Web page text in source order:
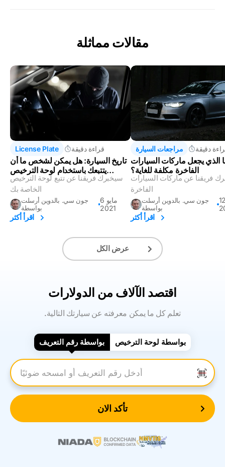
مقالات مماثلة
License Plate قراءة دقيقة
تاريخ السيارة: هل يمكن لشخص ما أن
يتتبعك باستخدام لوحة الترخيص
الخاصة بك؟
سيخبرك فريقنا عن تتبع لوحة الترخيص
الخاصة بك
جون سي. بالدوين أرسلت
بواسطة
6 مايو
2021
اقرأ أكثر
مراجعات السيارة دقيقة
الذي يجعل ماركات السيارات
الفاخرة مكلفة للغاية؟
فريقنا عن ماركات السيارات
الفاخرة
جون سي. بالدوين أرسلت
بواسطة
اقرأ أكثر
عرض الكل
اقتصد الآلاف من الدولارات
.تعلم كل ما يمكن معرفته عن سيارتك التالية
بواسطة رقم التعريف بواسطة لوحة الترخيص
أدخل رقم التعريف
تأكد الان